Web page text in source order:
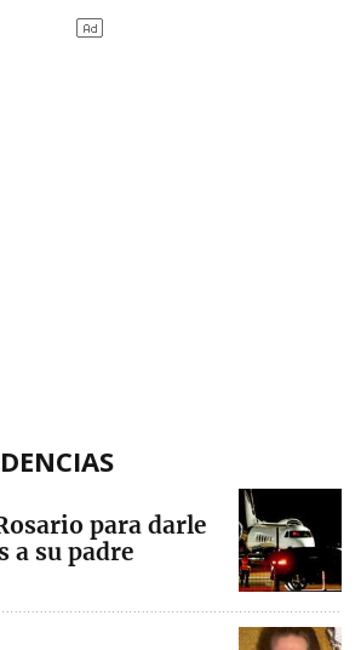
para darle
a su padre